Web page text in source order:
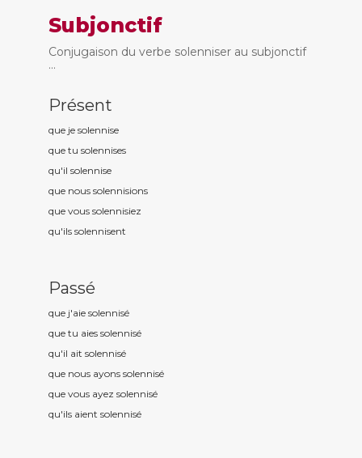
Subjonctif
Conjugaison du verbe solenniser au subjonctif
...
Présent
que je solennise
que tu solennises
qu'il solennise
que nous solennisions
que vous solennisiez
qu'ils solennisent
Passé
que j'aie solennisé
que tu aies solennisé
qu'il ait solennisé
que nous ayons solennisé
que vous ayez solennisé
qu'ils aient solennisé